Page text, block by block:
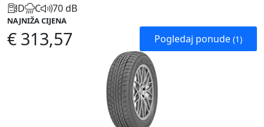
D C 70 dB
NAJNIŽA CIJENA
€ 313,57 Pogledaj ponude (1)